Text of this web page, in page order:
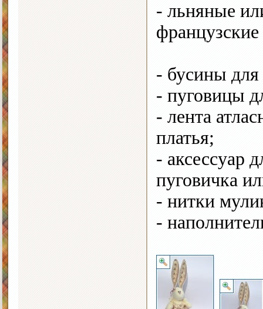
- льняные
- бусины
- пуговицы
- лента
платья;
- аксессуар
пуговичка
- нитки
-